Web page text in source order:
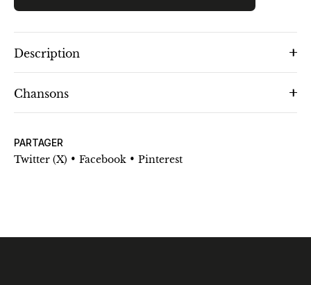
Description
Chansons
PARTAGER
Twitter (X) • Facebook • Pinterest